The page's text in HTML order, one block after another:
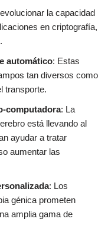
la capacidad
en criptografía,
automático: Estas
tan diversos como
transporte.
computadora: La
está llevando al
ayudar a tratar
aumentar las
: Los
génica prometen
amplia gama de